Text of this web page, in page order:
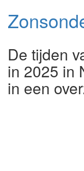
De tijden
in 2025 in
in een